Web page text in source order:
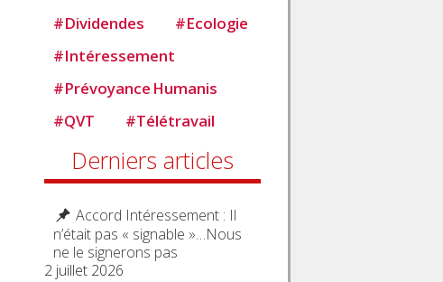
#Dividendes #Ecologie
#Intéressement
#Prévoyance Humanis
#QVT #Télétravail
Derniers articles
Accord Intéressement : Il
n’était pas « signable »…Nous
ne le signerons pas
2 juillet 2026